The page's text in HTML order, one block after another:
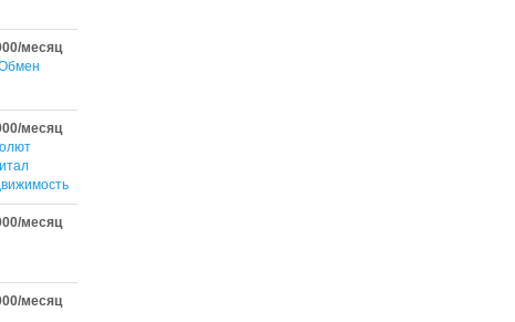
месяц
месяц
месяц
месяц